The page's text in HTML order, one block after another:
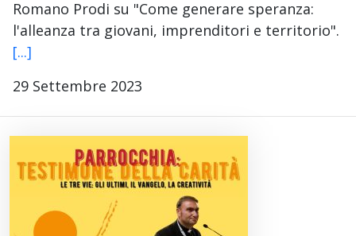
Romano Prodi su "Come generare speranza:
l'alleanza tra giovani, imprenditori e territorio".
[...]
29 Settembre 2023